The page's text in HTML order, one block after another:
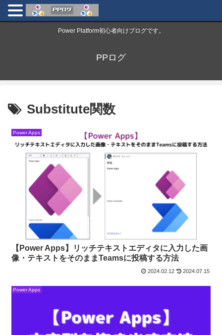
Power Platform初心者向けブログです。
PPログ
Substitute関数
Power Apps
【Power Apps】リッチテキストエディタに入力した画
像・テキストをそのままTeamsに投稿する方法
2024.02.12 2024.07.15
Power Apps